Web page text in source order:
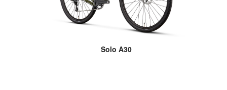
Solo A30